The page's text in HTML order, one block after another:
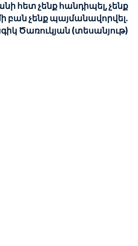
հետ չենք հանդիպել, չենք
բան չենք պայմանավորվել.
Ծառուկյան (տեսանյութ)